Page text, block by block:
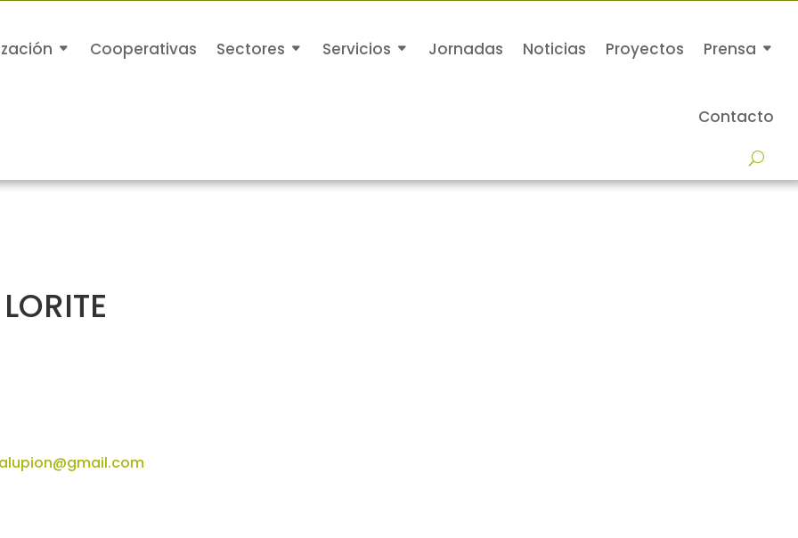
Cooperativas Sectores Servicios Jornadas Noticias Proyectos Prensa
Contacto